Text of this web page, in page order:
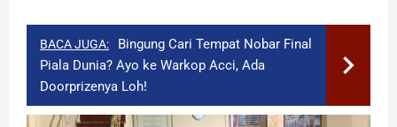
BACA JUGA:
Bingung Cari Tempat Nobar Final
Piala Dunia? Ayo ke Warkop Acci, Ada
Doorprizenya Loh!